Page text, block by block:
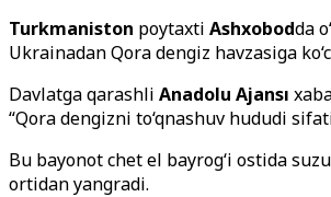
Turkmaniston poytaxti Ashxobodda
Ukrainadan Qora dengiz havzasiga
Davlatga qarashli Anadolu Ajansı
“Qora dengizni to‘qnashuv hududi
Bu bayonot chet el bayrog‘i ostida
ortidan yangradi.